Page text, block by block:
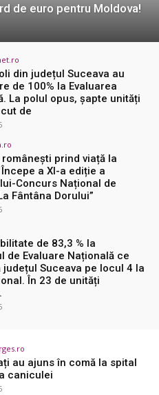
de euro pentru Moldova!
din județul Suceava au
de 100% la Evaluarea
La polul opus, șapte unități
de
prind viață la
a XI-a ediție a
Concurs Național de
Fântâna Dorului”
de 83,3 % la
de Evaluare Națională ce
județul Suceava pe locul 4 la
În 23 de unități
au ajuns în comă la spital
caniculei